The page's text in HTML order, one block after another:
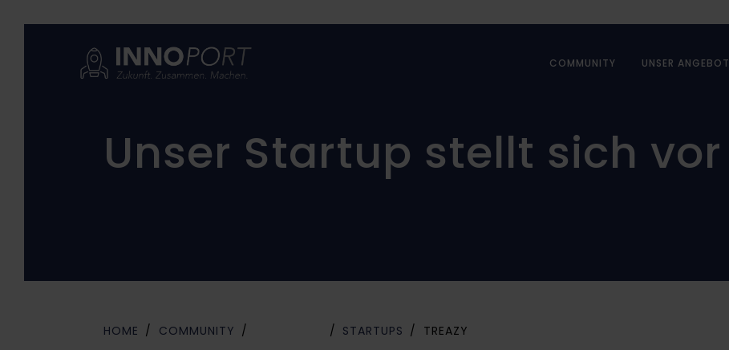
COMMUNITY UNSER ANGEBOT
Unser Startup stellt sich vor
HOME COMMUNITY STARTUPS TREAZY